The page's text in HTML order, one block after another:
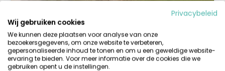
Actiecodes, kortingen en aanbiedingen van RCN in
Kijk hier
Bekijk aanbieding»
Privacybeleid
Wij gebruiken cookies
We kunnen deze plaatsen voor analyse van onze
bezoekersgegevens, om onze website te verbeteren,
gepersonaliseerde inhoud te tonen en om u een geweldige website-
ervaring te bieden. Voor meer informatie over de cookies die we
gebruiken opent u de instellingen.